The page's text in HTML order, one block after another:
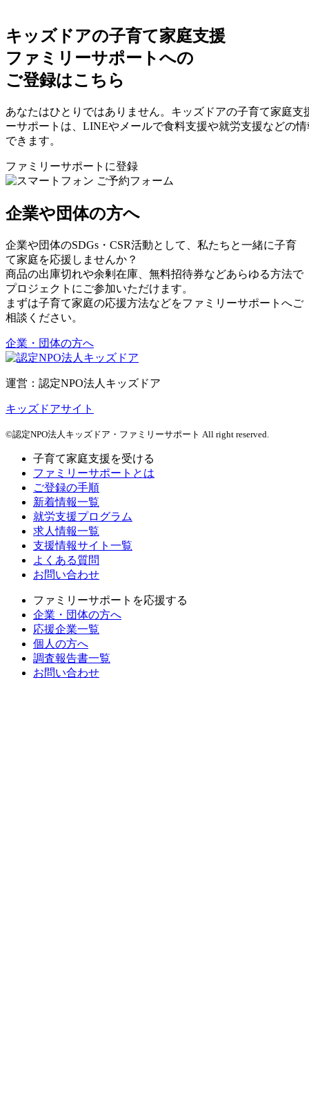
キッズドアの子育て家庭支援
ファミリーサポートへの
ご登録はこちら
あなたはひとりではありません。キッズドアの子育て家庭支
ーサポートは、LINEやメールで食料支援や就労支援などの
できます。
ファミリーサポートに登録
企業や団体の方へ
企業や団体のSDGs・CSR活動として、私たちと一緒に子育
て家庭を応援しませんか？
商品の出庫切れや余剰在庫、無料招待券などあらゆる方法で
プロジェクトにご参加いただけます。
まずは子育て家庭の応援方法などをファミリーサポートへご
相談ください。
企業・団体の方へ
運営：認定NPO法人キッズドア
キッズドアサイト
©認定NPO法人キッズドア・ファミリーサポート All right reserved.
子育て家庭支援を受ける
ファミリーサポートとは
ご登録の手順
新着情報一覧
就労支援プログラム
求人情報一覧
支援情報サイト一覧
よくある質問
お問い合わせ
ファミリーサポートを応援する
企業・団体の方へ
応援企業一覧
個人の方へ
調査報告書一覧
お問い合わせ